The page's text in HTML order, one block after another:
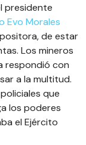
presidente
Evo Morales
de estar
Los mineros
respondió con
a la multitud.
que
los poderes
el Ejército